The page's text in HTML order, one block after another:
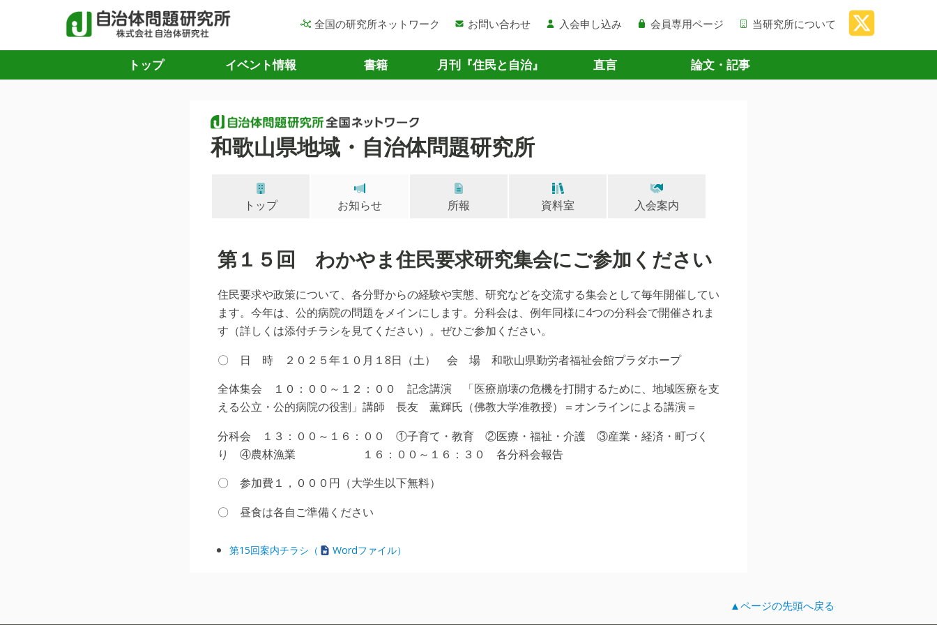
全国の研究所ネットワーク お問い合わせ 入会申し込み 会員専用ページ 当研究所について
トップ イベント情報 書籍 月刊『住民と自治』 直言 論文・記事
和歌山県地域・自治体問題研究所
トップ お知らせ 所報 資料室 入会案内
第１５回 わかやま住民要求研究集会にご参加ください
住民要求や政策について、各分野からの経験や実態、研究などを交流する集会として毎年開催してい
ます。今年は、公的病院の問題をメインにします。分科会は、例年同様に4つの分科会で開催されま
す（詳しくは添付チラシを見てください）。ぜひご参加ください。
〇 日 時 ２０２５年１０月１8日（土） 会 場 和歌山県勤労者福祉会館プラダホープ
全体集会 １０：００～１２：００ 記念講演 「医療崩壊の危機を打開するために、地域医療を支
える公立・公的病院の役割」講師 長友 薫輝氏（佛教大学准教授）＝オンラインによる講演＝
分科会 １３：００～１６：００ ①子育て・教育 ②医療・福祉・介護 ③産業・経済・町づく
り ④農林漁業 １６：００～１６：３０ 各分科会報告
〇 参加費１，０００円（大学生以下無料）
〇 昼食は各自ご準備ください
第15回案内チラシ（ Wordファイル）
▲ページの先頭へ戻る